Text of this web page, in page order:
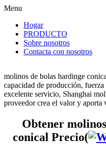
Menu
Hogar
PRODUCTO
Sobre nosotros
Contacta con nosotros
molinos de bolas hardinge
capacidad de producción,
excelente servicio, Shanghai
proveedor crea el valor y aporta
Obtener
conical Precio(